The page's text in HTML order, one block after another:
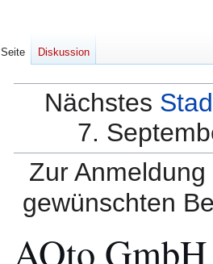
Nächstes
7.
Zur
gewünschten
AQto GmbH
Seite Diskussion